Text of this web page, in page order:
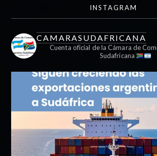
INSTAGRAM
CAMARASUDAFRICANA
Cuenta oficial de la Cámara de
Sudafricana